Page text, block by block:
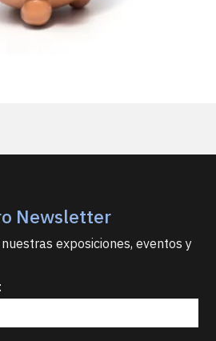
Newsletter
exposiciones, eventos y